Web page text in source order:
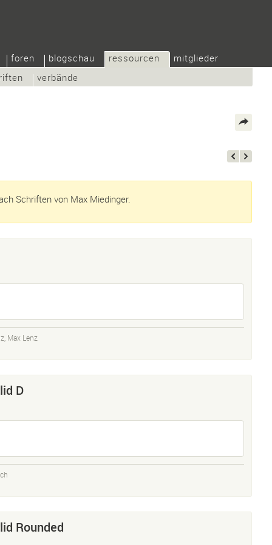
foren blogschau
ressourcen
verbände
mitglieder
Schriften von Max Miedinger.
Max Lenz
D
Rounded